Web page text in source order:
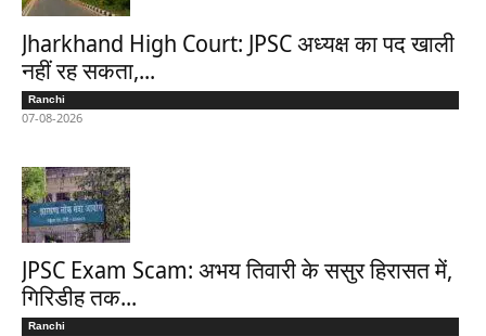
Jharkhand High Court: JPSC अध्यक्ष का पद खाली
नहीं रह सकता,...
Ranchi
07-08-2026
JPSC Exam Scam: अभय तिवारी के ससुर हिरासत में,
गिरिडीह तक...
Ranchi